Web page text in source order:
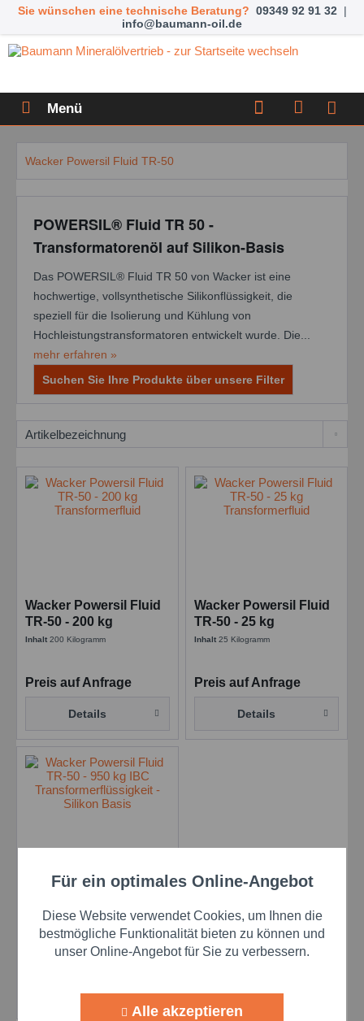
Sie wünschen eine technische Beratung? 09349 92 91 32 |
info@baumann-oil.de
Menü
Wacker Powersil Fluid TR-50
POWERSIL® Fluid TR 50 -
Transformatorenöl auf Silikon-Basis
Das POWERSIL® Fluid TR 50 von Wacker ist eine
hochwertige, vollsynthetische Silikonflüssigkeit, die
speziell für die Isolierung und Kühlung von
Hochleistungstransformatoren entwickelt wurde. Die...
mehr erfahren »
Suchen Sie Ihre Produkte über unsere Filter
Wacker Powersil Fluid
TR-50 - 200 kg
Transformerfluid
Inhalt200 Kilogramm
Preis auf Anfrage
Details
Wacker Powersil Fluid
TR-50 - 25 kg
Transformerfluid
Inhalt25 Kilogramm
Preis auf Anfrage
Details
Wacker Powersil Fluid
Transformerflüssigkeit
- Silikon Basis
Inhalt950 Kilogramm
Details
Funktionale Aktiv
Marketing Aktiv
Für ein optimales Online-Angebot
Diese Website verwendet Cookies, um Ihnen die
bestmögliche Funktionalität bieten zu können und
unser Online-Angebot für Sie zu verbessern.
Alle akzeptieren